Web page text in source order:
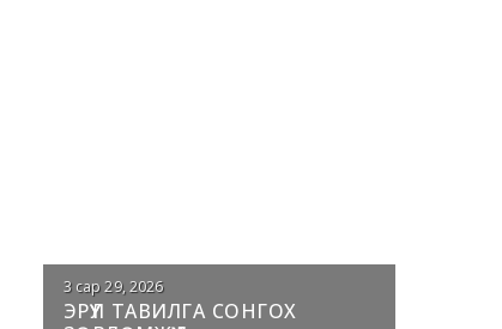
3 сар 29, 2026
ЭРҮҮЛ ТАВИЛГА СОНГОХ